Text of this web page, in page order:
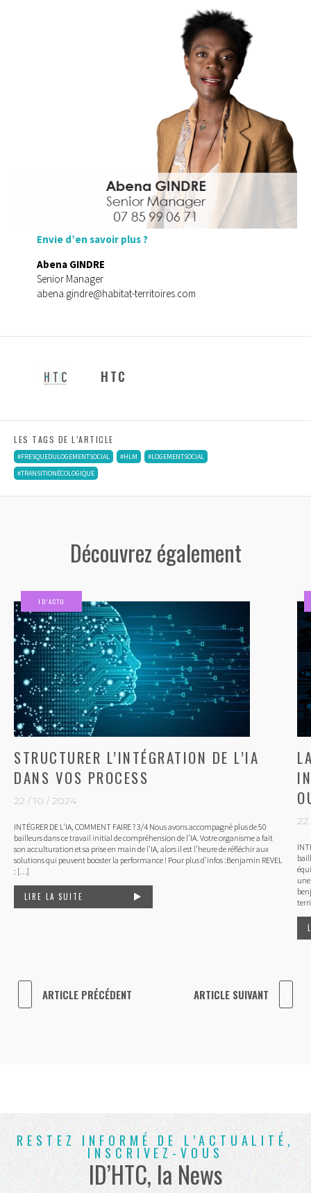
Envie d’en savoir plus ?
Abena GINDRE
Senior Manager
abena.gindre@habitat-territoires.com
HTC
LES TAGS DE L’ARTICLE
#FRESQUEDULOGEMENTSOCIAL #HLM
#LOGEMENTSOCIAL
#TRANSITIONÉCOLOGIQUE
Découvrez également
ARTICLE PRÉCÉDENT
ID’ACTU
STRUCTURER L’INTÉGRATION DE L’IA
DANS VOS PROCESS
22 / 10 / 2024
INTÉGRER DE L’IA, COMMENT FAIRE ? 3/4 Nous avons accompagné plus de 50
bailleurs dans ce travail initial de compréhension de l’IA. Votre organisme a fait
son acculturation et sa prise en main de l’IA, alors il est l’heure de réfléchir aux
solutions qui peuvent booster la performance ! Pour plus d’infos :Benjamin REVEL
: […]
LIRE LA SUITE
ARTICLE SUIVANT
RESTEZ INFORMÉ DE L’ACTUALITÉ,
INSCRIVEZ-VOUS
ID’HTC, la News